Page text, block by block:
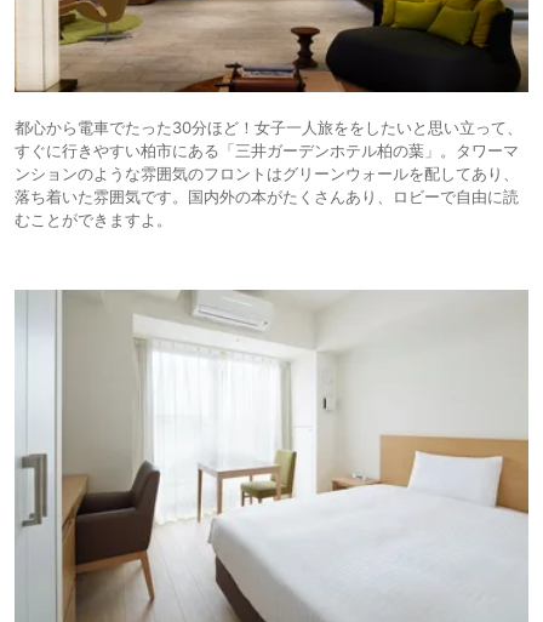
都心から電車でたった30分ほど！女子一人旅ををしたいと思い立って、
すぐに行きやすい柏市にある「三井ガーデンホテル柏の葉」。タワーマ
ンションのような雰囲気のフロントはグリーンウォールを配してあり、
落ち着いた雰囲気です。国内外の本がたくさんあり、ロビーで自由に読
むことができますよ。